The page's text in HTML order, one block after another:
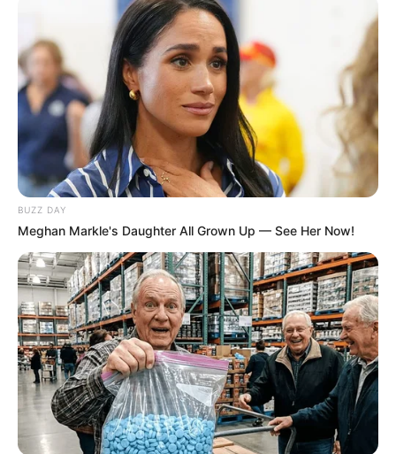
BUZZ DAY
Meghan Markle's Daughter All Grown Up — See Her Now!